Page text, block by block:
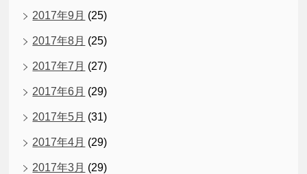
2017年9月 (25)
2017年8月 (25)
2017年7月 (27)
2017年6月 (29)
2017年5月 (31)
2017年4月 (29)
2017年3月 (29)